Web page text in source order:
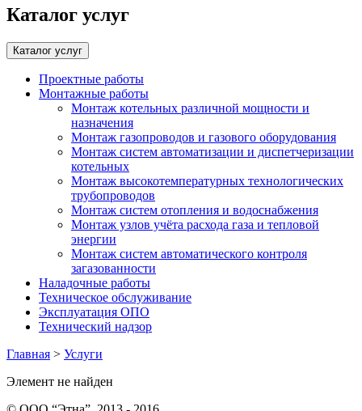
Каталог услуг
Каталог услуг
Проектные работы
Монтажные работы
Монтаж котельных различной мощности и
назначения
Монтаж газопроводов и газового оборудования
Монтаж систем автоматизации и диспетчеризации
котельных
Монтаж высокотемпературных технологических
трубопроводов
Монтаж систем отопления и водоснабжения
Монтаж узлов учёта расхода газа и тепловой
энергии
Монтаж систем автоматического контроля
загазованности
Наладочные работы
Техническое обслуживание
Эксплуатация ОПО
Технический надзор
Главная > Услуги
Элемент не найден